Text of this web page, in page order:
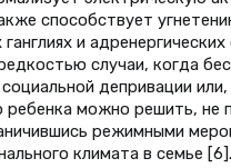
способствует
и адренергических
случаи, когда
депривации
ребенка можно решить, не
режимными
климата в семье [6].